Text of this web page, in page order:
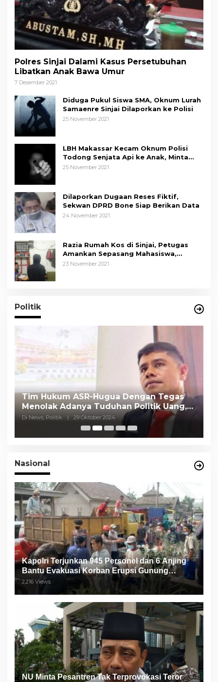
Polres Sinjai Dalami Kasus Persetubuhan
Libatkan Anak Bawa Umur
7 Desember 2021
Diduga Pukul Siswa SMA, Oknum Lurah
Samaenre Sinjai Dilaporkan ke Polisi
25 November 2021
LBH Makassar Kecam Oknum Polisi
Todong Senjata Api ke Anak, Minta
Kapolda Sulsel Tindak Tegas
25 November 2021
Dilaporkan Dugaan Reses Fiktif,
Sekwan DPRD Bone Siap Berikan Data
24 November 2021
Razia Rumah Kos di Sinjai, Petugas
Amankan Sepasang Mahasiswa,
Mengaku Berpacaran
23 November 2021
Politik
Tim Hukum ASR-Hugua Dengan Tegas
Menolak Adanya Tuduhan Politik Uang,
Pasar Murah Tidak Dilaksanakan Oleh
Di News, Politik | 29 Oktober 2024
Nasional
Kapolri Terjunkan 945 Personel dan 6 Anjing
Bantu Evakuasi Korban Erupsi Gunung
Semeru
2,216 Views
NU Minta Pesantren Tak Terprovokasi Teror